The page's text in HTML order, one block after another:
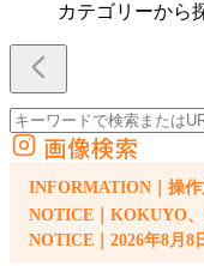
カテゴリーから
外部サイトの商品をカートに
他のサイトで見つけた商品ページ
画像検索
INFORMATION｜操作
NOTICE｜KOKUYO、
NOTICE｜2026年8月8